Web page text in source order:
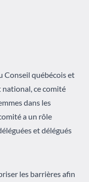
Conseil québécois et
ce comité
dans les
a un rôle
et délégués
les barrières afin